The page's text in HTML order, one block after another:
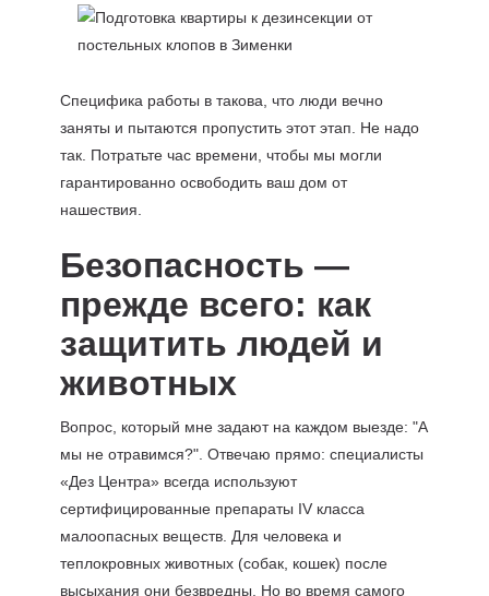
Специфика работы в такова, что люди вечно
заняты и пытаются пропустить этот этап. Не надо
так. Потратьте час времени, чтобы мы могли
гарантированно освободить ваш дом от
нашествия.
Безопасность —
прежде всего: как
защитить людей и
животных
Вопрос, который мне задают на каждом выезде: "А
мы не отравимся?". Отвечаю прямо: специалисты
«Дез Центра» всегда используют
сертифицированные препараты IV класса
малоопасных веществ. Для человека и
теплокровных животных (собак, кошек) после
высыхания они безвредны. Но во время самого